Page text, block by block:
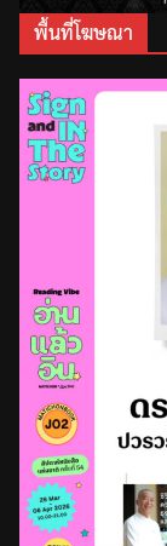
พื้นที่โฆษณา